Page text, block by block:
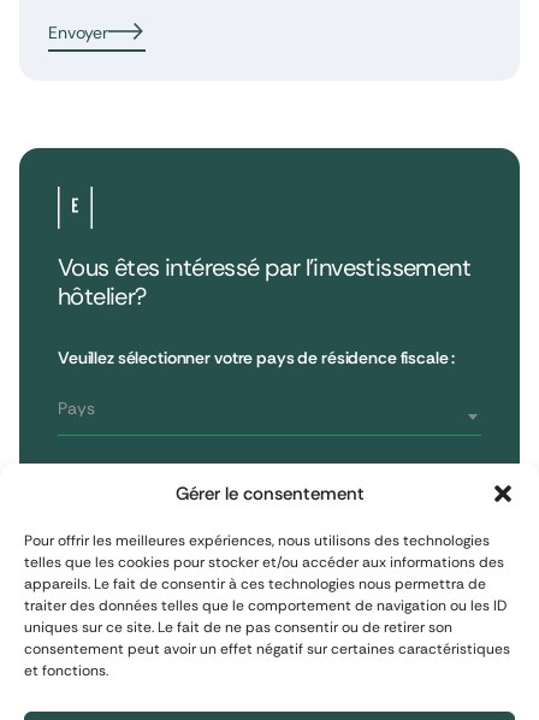
Gérer le consentement
Pour offrir les meilleures expériences, nous utilisons des technologies
telles que les cookies pour stocker et/ou accéder aux informations des
appareils. Le fait de consentir à ces technologies nous permettra de
traiter des données telles que le comportement de navigation ou les ID
uniques sur ce site. Le fait de ne pas consentir ou de retirer son
consentement peut avoir un effet négatif sur certaines caractéristiques
et fonctions.
Envoyer
Vous êtes intéressé par l’investissement
hôtelier?
Veuillez sélectionner votre pays de résidence fiscale :
Pays
Investisseur assimilé professionnel
Investisseur professionnel
75008 Paris, France
T : 01 53 96 52 50
S'inscrire à la newsletter
S'inscrire
Reporting
Mentions Légales